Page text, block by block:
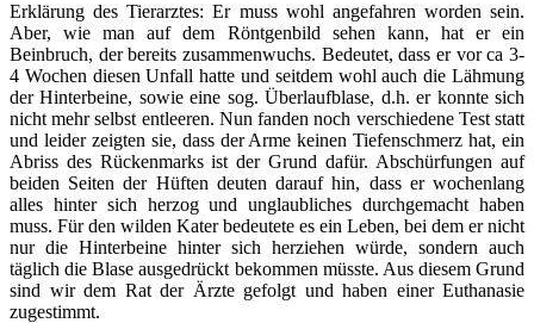
Erklärung des Tierarztes:Er muss wohl angefahren worden sein.
Aber, wie man auf dem Röntgenbild sehen kann, hat er ein
Beinbruch, der bereits zusammenwuchs. Bedeutet, dass er vor ca 3-
4 Wochen diesen Unfall hatte und seitdem wohl auch die Lähmung
der Hinterbeine, sowie eine sog. Überlaufblase, d.h. er konnte sich
nicht mehr selbst entleeren. Nun fanden noch verschiedene Test statt
und leider zeigten sie, dass der Arme keinen Tiefenschmerz hat, ein
Abriss des Rückenmarks ist der Grund dafür. Abschürfungen auf
beiden Seiten der Hüften deuten darauf hin, dass er wochenlang
alles hinter sich herzog und unglaubliches durchgemacht haben
muss. Für den wilden Kater bedeutete es ein Leben, bei dem er nicht
nur die Hinterbeine hinter sich herziehen würde, sondern auch
täglich die Blase ausgedrückt bekommen müsste. Aus diesem Grund
sind wir dem Rat der Ärzte gefolgt und haben einer Euthanasie
zugestimmt.